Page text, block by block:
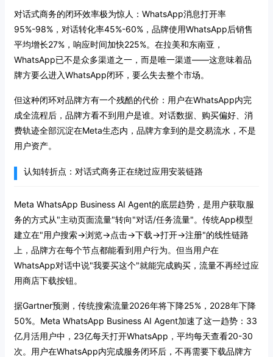
对话式商务的闭环效率极为惊人：WhatsApp消息打开率
95%-98%，对话转化率45%-60%，品牌使用WhatsApp后销售
平均增长27%，响应时间加快225%。在拉美和东南亚，
WhatsApp已不是众多渠道之一，而是唯一渠道——这意味着品
牌方要么进入WhatsApp闭环，要么失去整个市场。
但这种闭环对品牌方有一个残酷的代价：用户在WhatsApp内完
成全流程后，品牌方看不到用户是谁。对话数据、购买偏好、消
费轨迹全部沉淀在Meta生态内，品牌方拿到的是交易流水，不是
用户资产。
认知转折点：对话式商务正在绕过应用安装链路
Meta WhatsApp Business AI Agent的底层趋势，是用户获取服
务的方式从"主动页面流量"转向"对话/任务流量"。传统App模型
建立在"用户搜索→浏览→点击→下载→打开→注册"的线性链路
上，品牌方在每个节点都能看到用户行为。但当用户在
WhatsApp对话中说"我要买这个"就能完成购买，流量不再经过应
用商店下载按钮。
据Gartner预测，传统搜索流量2026年将下降25%，2028年下降
50%。Meta WhatsApp Business AI Agent加速了这一趋势：33
亿月活用户中，23亿每天打开WhatsApp，平均每天查看20-30
次。用户在WhatsApp内完成服务闭环后，不再需要下载品牌方